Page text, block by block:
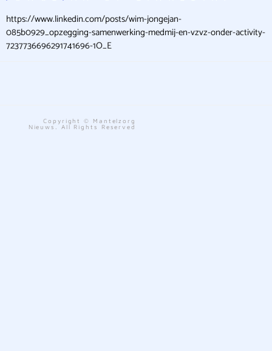
https://www.linkedin.com/posts/wim-jongejan-
085b0929_opzegging-samenwerking-medmij-en-vzvz-onder-activity-
7237736696291741696-1O_E
Copyright © Mantelzorg
Nieuws. All Rights Reserved